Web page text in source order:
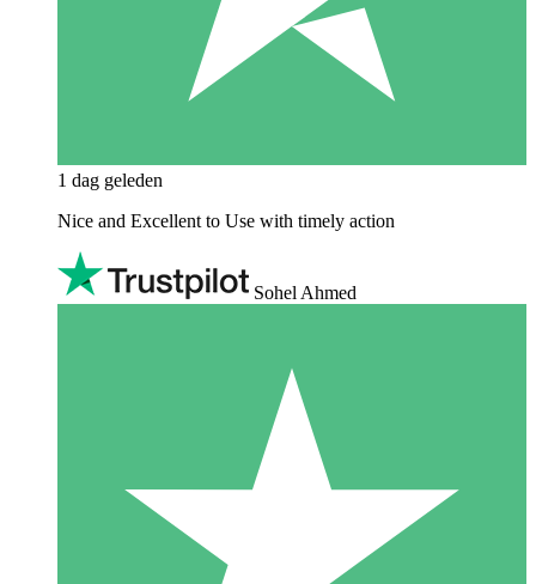
1 dag geleden
Nice and Excellent to Use with timely action
Sohel Ahmed